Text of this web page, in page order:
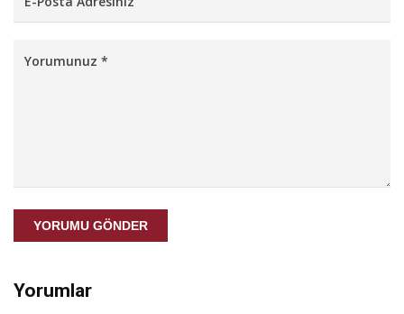
YORUMU GÖNDER
Yorumlar